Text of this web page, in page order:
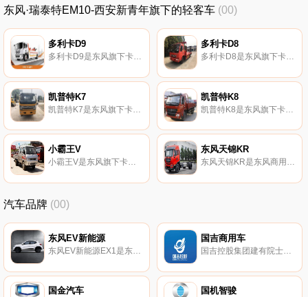
东风·瑞泰特EM10-西安新青年旗下的轻客车 (00)
多利卡D9
多利卡D9是东风旗下卡车。
多利卡D8
多利卡D8是东风旗下卡车。
凯普特K7
凯普特K7是东风旗下卡车。
凯普特K8
小霸王V
小霸王V是东风旗下卡车。
东风天锦KR
东风天锦KR是东风商用车旗下卡车。
汽车品牌 (00)
东风EV新能源
东风EV新能源EX1是东风汽车于2022年发布的汽车。
国吉商用车
国金汽车 国机智骏